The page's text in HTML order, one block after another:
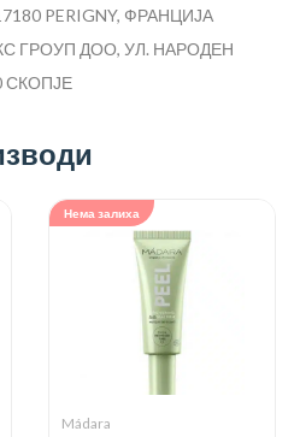
PERIGNY, ФРАНЦИЈА
ГРОУП ДОО, УЛ. НАРОДЕН
СКОПЈЕ
Нема залиха
Mádara